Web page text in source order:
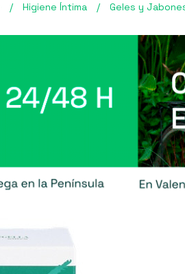
/ Higiene Íntima / Geles y